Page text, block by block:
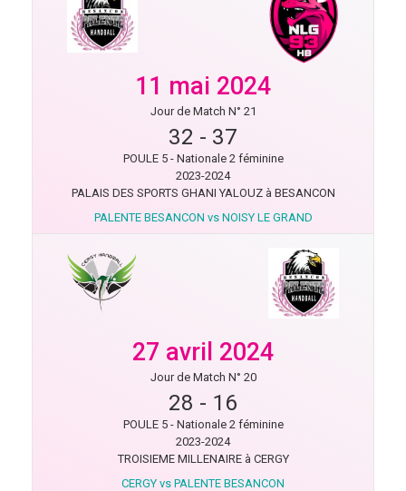
11 mai 2024
Jour de Match N° 21
32 - 37
POULE 5 - Nationale 2 féminine
2023-2024
PALAIS DES SPORTS GHANI YALOUZ à BESANCON
PALENTE BESANCON vs NOISY LE GRAND
27 avril 2024
Jour de Match N° 20
28 - 16
POULE 5 - Nationale 2 féminine
2023-2024
TROISIEME MILLENAIRE à CERGY
CERGY vs PALENTE BESANCON